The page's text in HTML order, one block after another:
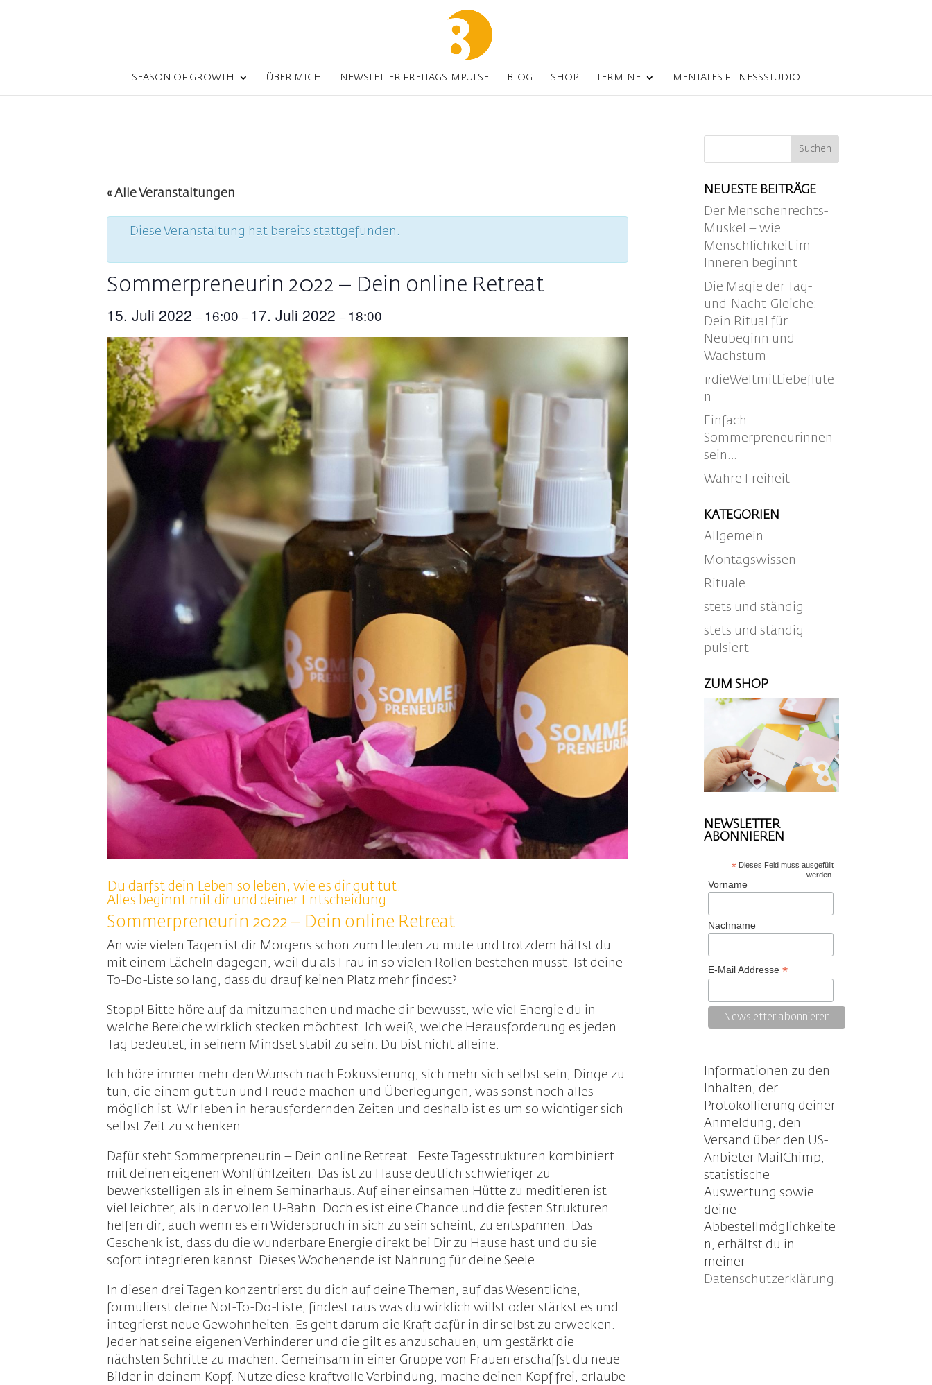
SEASON OF GROWTH ÜBER MICH NEWSLETTER FREITAGSIMPULSE BLOG SHOP TERMINE MENTALES FITNESSSTUDIO
« Alle Veranstaltungen
Diese Veranstaltung hat bereits stattgefunden.
Sommerpreneurin 2022 – Dein online Retreat
15. Juli 2022– 16:00– 17. Juli 2022– 18:00
Du darfst dein Leben so leben, wie es dir gut tut.
Alles beginnt mit dir und deiner Entscheidung.
Sommerpreneurin 2022 – Dein online Retreat
An wie vielen Tagen ist dir Morgens schon zum Heulen zu mute und trotzdem hältst du
mit einem Lächeln dagegen, weil du als Frau in so vielen Rollen bestehen musst. Ist deine
To-Do-Liste so lang, dass du drauf keinen Platz mehr findest?
Stopp! Bitte höre auf da mitzumachen und mache dir bewusst, wie viel Energie du in
welche Bereiche wirklich stecken möchtest. Ich weiß, welche Herausforderung es jeden
Tag bedeutet, in seinem Mindset stabil zu sein. Du bist nicht alleine.
Ich höre immer mehr den Wunsch nach Fokussierung, sich mehr sich selbst sein, Dinge zu
tun, die einem gut tun und Freude machen und Überlegungen, was sonst noch alles
möglich ist. Wir leben in herausfordernden Zeiten und deshalb ist es um so wichtiger sich
selbst Zeit zu schenken.
Dafür steht Sommerpreneurin – Dein online Retreat. Feste Tagesstrukturen kombiniert
mit deinen eigenen Wohlfühlzeiten. Das ist zu Hause deutlich schwieriger zu
bewerkstelligen als in einem Seminarhaus. Auf einer einsamen Hütte zu meditieren ist
viel leichter, als in der vollen U-Bahn. Doch es ist eine Chance und die festen Strukturen
helfen dir, auch wenn es ein Widerspruch in sich zu sein scheint, zu entspannen. Das
Geschenk ist, dass du die wunderbare Energie direkt bei Dir zu Hause hast und du sie
sofort integrieren kannst. Dieses Wochenende ist Nahrung für deine Seele.
In diesen drei Tagen konzentrierst du dich auf deine Themen, auf das Wesentliche,
formulierst deine Not-To-Do-Liste, findest raus was du wirklich willst oder stärkst es und
integrierst neue Gewohnheiten. Es geht darum die Kraft dafür in dir selbst zu erwecken.
Jeder hat seine eigenen Verhinderer und die gilt es anzuschauen, um gestärkt die
nächsten Schritte zu machen. Gemeinsam in einer Gruppe von Frauen erschaffst du neue
Bilder in deinem Kopf. Nutze diese kraftvolle Verbindung, mache deinen Kopf frei, erlaube
NEUESTE BEITRÄGE
Der Menschenrechts-
Muskel – wie
Menschlichkeit im
Inneren beginnt
Die Magie der Tag-
und-Nacht-Gleiche:
Dein Ritual für
Neubeginn und
Wachstum
#dieWeltmitLiebeflute
n
Einfach
Sommerpreneurinnen
sein…
Wahre Freiheit
KATEGORIEN
Allgemein
Montagswissen
Rituale
stets und ständig
stets und ständig
pulsiert
ZUM SHOP
NEWSLETTER
ABONNIEREN
* Dieses Feld muss ausgefüllt
werden.
Vorname
Nachname
E-Mail Addresse *
Informationen zu den
Inhalten, der
Protokollierung deiner
Anmeldung, den
Versand über den US-
Anbieter MailChimp,
statistische
Auswertung sowie
deine
Abbestellmöglichkeite
n, erhältst du in
meiner
Datenschutzerklärung .